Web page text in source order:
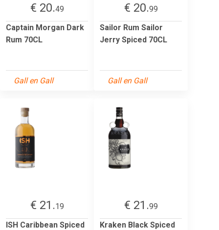
€ 20.49
Captain Morgan Dark
Rum 70CL
Gall en Gall
€ 20.99
Sailor Rum Sailor
Jerry Spiced 70CL
Gall en Gall
€ 21.19
ISH Caribbean Spiced
€ 21.99
Kraken Black Spiced